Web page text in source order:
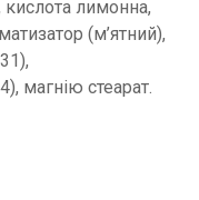
лимонна,
(м’ятний),
магнію стеарат.